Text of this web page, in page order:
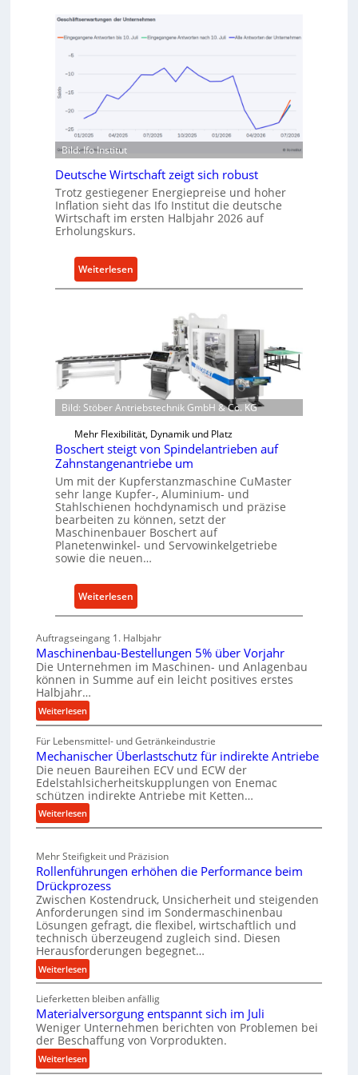
I
s
t
r
i
e
r
s
e
l
e
n
e
i
n
t
h
e
ü
r
n
a
c
h
h
a
t
W
k
e
u
b
a
u
p
r
e
s
e
Bild: Ifo Institut
Deutsche Wirtschaft zeigt sich robust
Trotz gestiegener Energiepreise und hoher
Inflation sieht das Ifo Institut die deutsche
Wirtschaft im ersten Halbjahr 2026 auf
Erholungskurs.
Weiterlesen
D
s
e
W
i
r
t
s
c
h
a
f
z
e
i
g
t
s
h
r
o
b
u
Bild: Stöber Antriebstechnik GmbH & Co. KG
Mehr Flexibilität, Dynamik und Platz
Boschert steigt von Spindelantrieben auf
Zahnstangenantriebe um
Um mit der Kupferstanzmaschine CuMaster
sehr lange Kupfer-, Aluminium- und
Stahlschienen hochdynamisch und präzise
bearbeiten zu können, setzt der
Maschinenbauer Boschert auf
Planetenwinkel- und Servowinkelgetriebe
sowie die neuen…
Weiterlesen
B
s
c
h
t
s
t
e
i
t
o
S
p
i
n
e
l
a
n
t
Auftragseingang 1. Halbjahr
Maschinenbau-Bestellungen 5% über Vorjahr
Die Unternehmen im Maschinen- und Anlagenbau
können in Summe auf ein leicht positives erstes
Halbjahr…
Weiterlesen:
M
a
s
c
h
i
n
e
b
a
u
B
e
s
t
e
l
l
u
n
g
Für Lebensmittel- und Getränkeindustrie
Mechanischer Überlastschutz für indirekte Antriebe
Die neuen Baureihen ECV und ECW der
Edelstahlsicherheitskupplungen von Enemac
schützen indirekte Antriebe mit Ketten…
Weiterlesen:
M
c
h
a
n
i
s
c
h
e
r
Ü
b
e
l
Mehr Steifigkeit und Präzision
Rollenführungen erhöhen die Performance beim
Drückprozess
Zwischen Kostendruck, Unsicherheit und steigenden
Anforderungen sind im Sondermaschinenbau
Lösungen gefragt, die flexibel, wirtschaftlich und
technisch überzeugend zugleich sind. Diesen
Herausforderungen begegnet…
Weiterlesen:
R
o
l
l
e
n
Lieferketten bleiben anfällig
Materialversorgung entspannt sich im Juli
Weniger Unternehmen berichten von Problemen bei
der Beschaffung von Vorprodukten.
Weiterlesen: